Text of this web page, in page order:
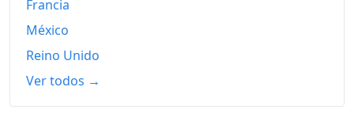
Francia
México
Reino Unido
Ver todos →